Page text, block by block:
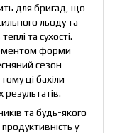
для бригад, що
льоду та
та сухості.
форми
сезон
ці бахіли
та будь-якого
у